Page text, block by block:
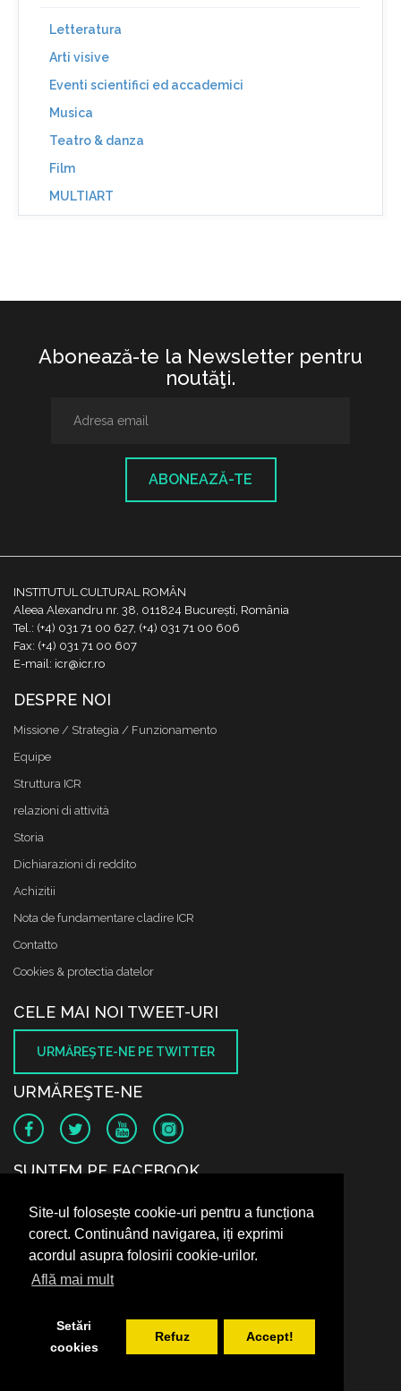
Site-ul folosește cookie-uri pentru a funcționa
corect. Continuând navigarea, iți exprimi
acordul asupra folosirii cookie-urilor.
Află mai mult
Setări
cookies
Refuz Accept!
Letteratura
Arti visive
Eventi scientifici ed accademici
Musica
Teatro & danza
Film
MULTIART
Abonează-te la Newsletter pentru
noutăţi.
ABONEAZĂ-TE
INSTITUTUL CULTURAL ROMÂN
Aleea Alexandru nr. 38, 011824 București, România
Tel.: (+4) 031 71 00 627, (+4) 031 71 00 606
Fax: (+4) 031 71 00 607
E-mail: icr@icr.ro
DESPRE NOI
Missione / Strategia / Funzionamento
Equipe
Struttura ICR
relazioni di attività
Storia
Dichiarazioni di reddito
Achizitii
Nota de fundamentare cladire ICR
Contatto
Cookies & protectia datelor
CELE MAI NOI TWEET-URI
URMĂREŞTE-NE PE TWITTER
URMĂREŞTE-NE
SUNTEM PE FACEBOOK